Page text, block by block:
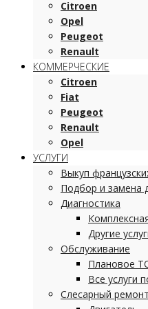
Citroen
Opel
Peugeot
Renault
КОММЕРЧЕСКИЕ
Citroen
Fiat
Peugeot
Renault
Opel
УСЛУГИ
Выкуп
Подбор и замена
Диагностика
Другие
Обслуживание
Плановое
Все услуги
Слесарный ремонт